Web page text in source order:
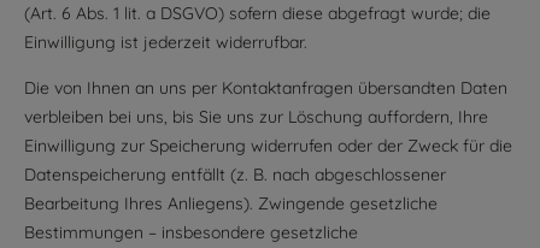
(Art. 6 Abs. 1 lit. a DSGVO) sofern diese abgefragt wurde; die
Einwilligung ist jederzeit widerrufbar.
Die von Ihnen an uns per Kontaktanfragen übersandten Daten
verbleiben bei uns, bis Sie uns zur Löschung auffordern, Ihre
Einwilligung zur Speicherung widerrufen oder der Zweck für die
Datenspeicherung entfällt (z. B. nach abgeschlossener
Bearbeitung Ihres Anliegens). Zwingende gesetzliche
Bestimmungen – insbesondere gesetzliche